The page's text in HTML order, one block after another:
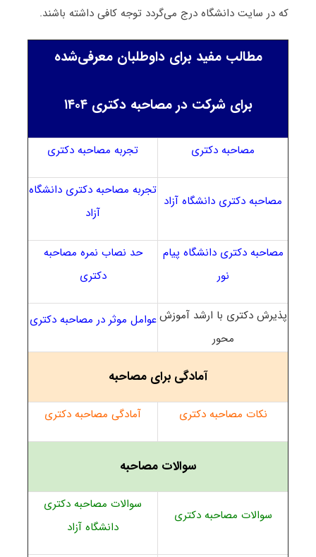
که در سایت دانشگاه درج می‌گردد توجه کافی داشته باشند.
مطالب مفید برای داوطلبان معرفی‌شده
برای شرکت در مصاحبه دکتری ۱۴۰۴
مصاحبه دکتری تجربه مصاحبه دکتری
مصاحبه دکتری دانشگاه آزاد
تجربه مصاحبه دکتری دانشگاه
آزاد
مصاحبه دکتری دانشگاه پیام
نور
حد نصاب نمره مصاحبه
دکتری
پذیرش دکتری با ارشد آموزش
محور
عوامل موثر در مصاحبه دکتری
آمادگی برای مصاحبه
نکات مصاحبه دکتری آمادگی مصاحبه دکتری
سوالات مصاحبه
سوالات مصاحبه دکتری
سوالات مصاحبه دکتری
دانشگاه آزاد